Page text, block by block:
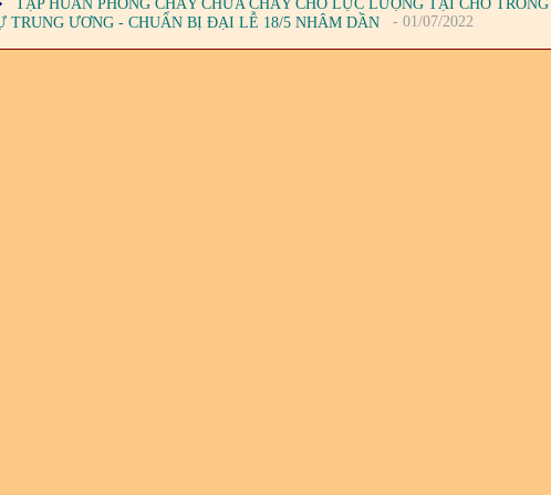
TẬP HUẤN PHÒNG CHÁY CHỮA CHÁY CHO LỰC LƯỢNG TẠI CHỖ
TRUNG ƯƠNG - CHUẨN BỊ ĐẠI LỄ 18/5 NHÂM DẦN
- 01/07/2022